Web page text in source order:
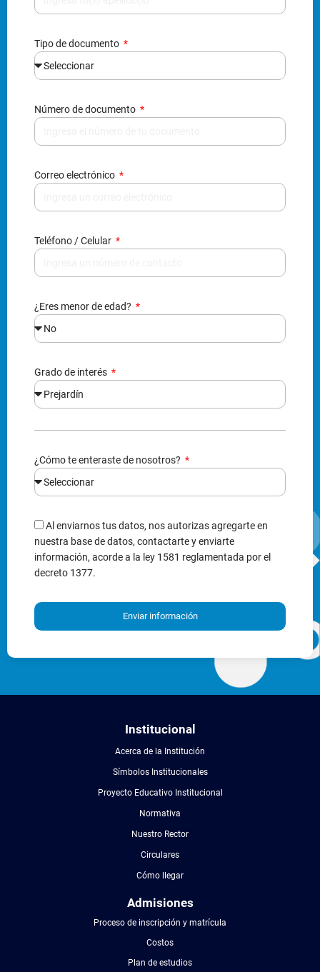
Tipo de documento
Número de documento
Correo electrónico
Teléfono / Celular
¿Eres menor de edad?
Grado de interés
¿Cómo te enteraste de nosotros?
Al enviarnos tus datos, nos autorizas agregarte en
nuestra base de datos, contactarte y enviarte
información, acorde a la ley 1581 reglamentada por el
decreto 1377.
Enviar información
Institucional
Acerca de la Institución
Símbolos Institucionales
Proyecto Educativo Institucional
Normativa
Nuestro Rector
Circulares
Cómo llegar
Admisiones
Proceso de inscripción y matrícula
Costos
Plan de estudios